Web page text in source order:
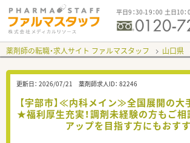
平日9：30-19：00 土日10：
薬剤師の転職・求人サイト ファルマスタッフ 山口県
更新日： 2026/07/21 薬剤師求人ID： 82246
【宇部市】≪内科メイン≫全国展開の大
★福利厚生充実！調剤未経験の方もご
アップを目指す方にもおすす